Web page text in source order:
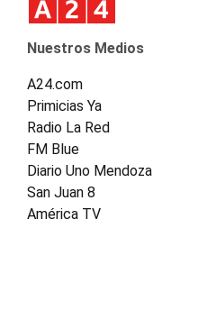
Nuestros Medios
A24.com
Primicias Ya
Radio La Red
FM Blue
Diario Uno Mendoza
San Juan 8
América TV